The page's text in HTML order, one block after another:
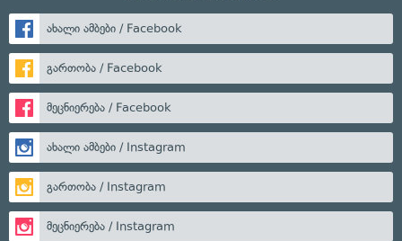
ახალი ამბები / Facebook
გართობა / Facebook
მეცნიერება / Facebook
ახალი ამბები / Instagram
გართობა / Instagram
მეცნიერება / Instagram